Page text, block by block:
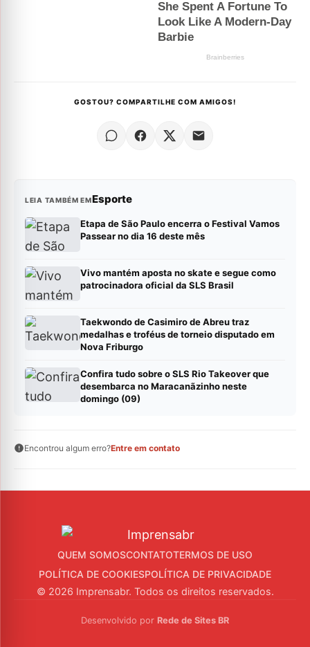
GOSTOU? COMPARTILHE COM AMIGOS!
LEIA TAMBÉM EMEsporte
Etapa de São Paulo encerra o Festival Vamos
Passear no dia 16 deste mês
Vivo mantém aposta no skate e segue como
patrocinadora oficial da SLS Brasil
Taekwondo de Casimiro de Abreu traz
medalhas e troféus de torneio disputado em
Nova Friburgo
Confira tudo sobre o SLS Rio Takeover que
desembarca no Maracanãzinho neste
domingo (09)
Encontrou algum erro?Entre em contato
QUEM SOMOSCONTATOTERMOS DE USO
POLÍTICA DE COOKIESPOLÍTICA DE PRIVACIDADE
© 2026 Imprensabr. Todos os direitos reservados.
Desenvolvido por Rede de Sites BR